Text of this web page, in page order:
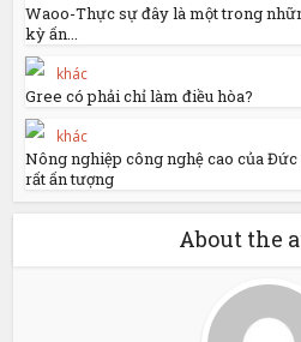
Waoo-Thực sự đây là một trong
kỳ ấn...
khác
Gree có phải chỉ làm điều hòa?
khác
Nông nghiệp công nghệ cao của Đức
rất ấn tượng
About the